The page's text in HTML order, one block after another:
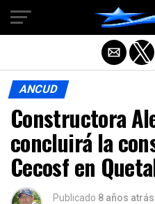
ANCUD
Constructora
concluirá la
Cecosf en
Publicado 8 años atrás
Salir de la